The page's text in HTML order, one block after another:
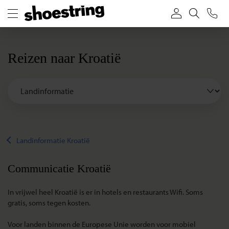
Reizen naar Kroatië
Landinformatie Kroatië
Communicatie Kroatië
In vrijwel heel Kroatië is er in hotels en restaurants Wifi. Soms
gratis, soms tegen kosten.
Voor landen binnen de Europese Unie worden voor mobiel